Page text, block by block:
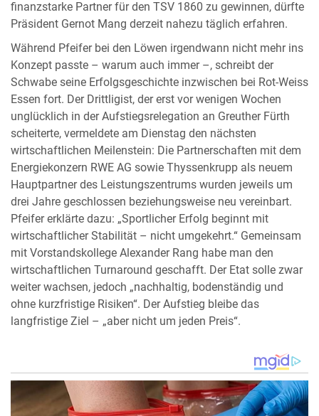
finanzstarke Partner für den TSV 1860 zu gewinnen, dürfte
Präsident Gernot Mang derzeit nahezu täglich erfahren.
Während Pfeifer bei den Löwen irgendwann nicht mehr ins
Konzept passte – warum auch immer –, schreibt der
Schwabe seine Erfolgsgeschichte inzwischen bei Rot-Weiss
Essen fort. Der Drittligist, der erst vor wenigen Wochen
unglücklich in der Aufstiegsrelegation an Greuther Fürth
scheiterte, vermeldete am Dienstag den nächsten
wirtschaftlichen Meilenstein: Die Partnerschaften mit dem
Energiekonzern RWE AG sowie Thyssenkrupp als neuem
Hauptpartner des Leistungszentrums wurden jeweils um
drei Jahre geschlossen beziehungsweise neu vereinbart.
Pfeifer erklärte dazu: „Sportlicher Erfolg beginnt mit
wirtschaftlicher Stabilität – nicht umgekehrt.“ Gemeinsam
mit Vorstandskollege Alexander Rang habe man den
wirtschaftlichen Turnaround geschafft. Der Etat solle zwar
weiter wachsen, jedoch „nachhaltig, bodenständig und
ohne kurzfristige Risiken“. Der Aufstieg bleibe das
langfristige Ziel – „aber nicht um jeden Preis“.